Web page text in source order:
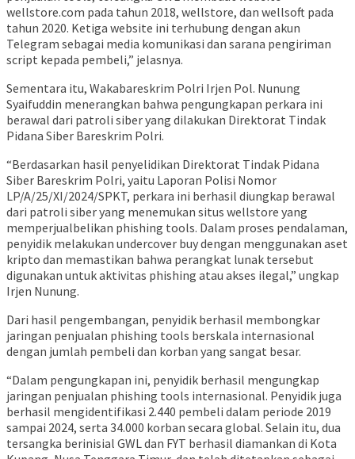
wellstore.com pada tahun 2018, wellstore, dan wellsoft pada
tahun 2020. Ketiga website ini terhubung dengan akun
Telegram sebagai media komunikasi dan sarana pengiriman
script kepada pembeli,” jelasnya.
Sementara itu, Wakabareskrim Polri Irjen Pol. Nunung
Syaifuddin menerangkan bahwa pengungkapan perkara ini
berawal dari patroli siber yang dilakukan Direktorat Tindak
Pidana Siber Bareskrim Polri.
“Berdasarkan hasil penyelidikan Direktorat Tindak Pidana
Siber Bareskrim Polri, yaitu Laporan Polisi Nomor
LP/A/25/XI/2024/SPKT, perkara ini berhasil diungkap berawal
dari patroli siber yang menemukan situs wellstore yang
memperjualbelikan phishing tools. Dalam proses pendalaman,
penyidik melakukan undercover buy dengan menggunakan aset
kripto dan memastikan bahwa perangkat lunak tersebut
digunakan untuk aktivitas phishing atau akses ilegal,” ungkap
Irjen Nunung.
Dari hasil pengembangan, penyidik berhasil membongkar
jaringan penjualan phishing tools berskala internasional
dengan jumlah pembeli dan korban yang sangat besar.
“Dalam pengungkapan ini, penyidik berhasil mengungkap
jaringan penjualan phishing tools internasional. Penyidik juga
berhasil mengidentifikasi 2.440 pembeli dalam periode 2019
sampai 2024, serta 34.000 korban secara global. Selain itu, dua
tersangka berinisial GWL dan FYT berhasil diamankan di Kota